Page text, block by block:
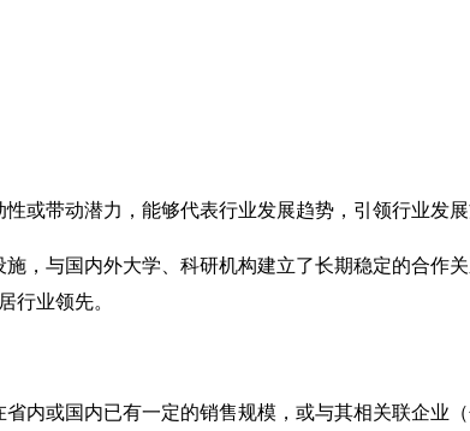
或带动潜力，能够代表行业发展趋势，引领行业发展
，与国内外大学、科研机构建立了长期稳定的合作
行业领先。
内或国内已有一定的销售规模，或与其相关联企业